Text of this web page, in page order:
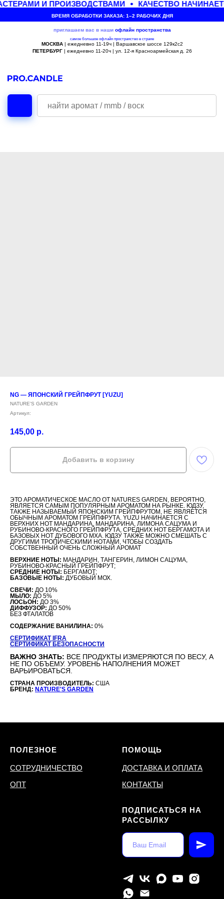
И ПРОИЗВОДСТВАМИ КАЧЕСТВО
ВРЕМЯ ОБРАБОТКИ ЗАКАЗА: 1–2 РАБОЧИХ ДНЯ
приглашаем вас в наши офлайн пространства
самое большое офлайн пространство в стране
МОСКВА| ежедневно 11-19ч | Варшавское шоссе 129к2с2
ПЕТЕРБУРГ| ежедневно 11-20ч | ул. 12-я Красноармейская д. 26
NG — ЯПОНСКИЙ ГРЕЙПФРУТ [YUZU]
NATURE'S GARDEN
Артикул:
145,00 р.
Добавить в корзину
ЭТО АРОМАТИЧЕСКОЕ МАСЛО ОТ NATURES GARDEN, ВЕРОЯТНО,
ЯВЛЯЕТСЯ САМЫМ ПОПУЛЯРНЫМ АРОМАТОМ НА РЫНКЕ. ЮДЗУ,
ТАКЖЕ НАЗЫВАЕМЫЙ ЯПОНСКИМ ГРЕЙПФРУТОМ, НЕ ЯВЛЯЕТСЯ
ОБЫЧНЫМ АРОМАТОМ ГРЕЙПФРУТА. YUZU НАЧИНАЕТСЯ С
ВЕРХНИХ НОТ МАНДАРИНА, МАНДАРИНА, ЛИМОНА САЦУМА И
РУБИНОВО-КРАСНОГО ГРЕЙПФРУТА, СРЕДНИХ НОТ БЕРГАМОТА И
БАЗОВЫХ НОТ ДУБОВОГО МХА. ЮДЗУ ТАКЖЕ МОЖНО СМЕШАТЬ С
ДРУГИМИ ТРОПИЧЕСКИМИ НОТАМИ, ЧТОБЫ СОЗДАТЬ
СОБСТВЕННЫЙ ОЧЕНЬ СЛОЖНЫЙ АРОМАТ
ВЕРХНИЕ НОТЫ: МАНДАРИН, ТАНГЕРИН, ЛИМОН САЦУМА,
РУБИНОВО-КРАСНЫЙ ГРЕЙПФРУТ;
СРЕДНИЕ НОТЫ: БЕРГАМОТ;
БАЗОВЫЕ НОТЫ: ДУБОВЫЙ МОХ.
СВЕЧИ: ДО 10%
МЫЛО: ДО 5%
ЛОСЬОН: ДО 3%
ДИФФУЗОР: ДО 50%
БЕЗ ФТАЛАТОВ
СОДЕРЖАНИЕ ВАНИЛИНА: 0%
СЕРТИФИКАТ IFRA
СЕРТИФИКАТ БЕЗОПАСНОСТИ
ВАЖНО ЗНАТЬ: ВСЕ ПРОДУКТЫ ИЗМЕРЯЮТСЯ ПО ВЕСУ, А
НЕ ПО ОБЪЕМУ. УРОВЕНЬ НАПОЛНЕНИЯ МОЖЕТ
ВАРЬИРОВАТЬСЯ.
СТРАНА ПРОИЗВОДИТЕЛЬ: США
БРЕНД: NATURE'S GARDEN
ПОЛЕЗНОЕ
СОТРУДНИЧЕСТВО
ОПТ
ПОМОЩЬ
ДОСТАВКА И ОПЛАТА
КОНТАКТЫ
ПОДПИСАТЬСЯ НА
РАССЫЛКУ